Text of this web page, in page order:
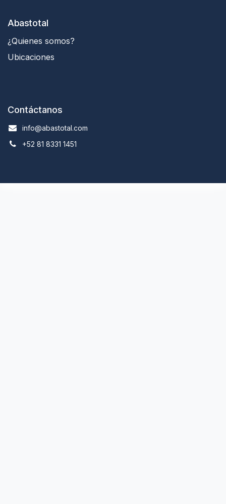
Abastotal
¿Quienes somos?
Ubicaciones
Contáctanos
info@abastotal.com
+52 81 8331 1451